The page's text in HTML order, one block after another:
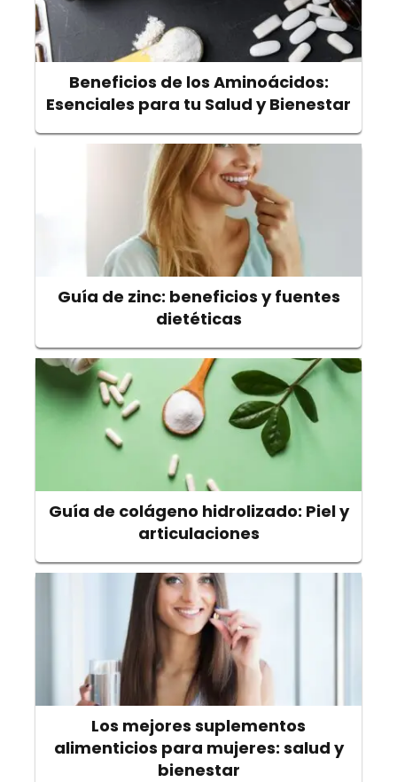
Beneficios de los Aminoácidos:
Esenciales para tu Salud y Bienestar
Guía de zinc: beneficios y fuentes
dietéticas
Guía de colágeno hidrolizado: Piel y
articulaciones
Los mejores suplementos
alimenticios para mujeres: salud y
bienestar